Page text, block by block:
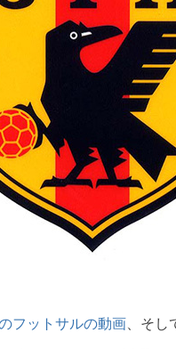
フットサルの動画 、そし